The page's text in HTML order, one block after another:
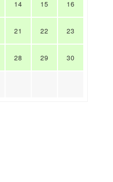
14 15 16
21 22 23
28 29 30